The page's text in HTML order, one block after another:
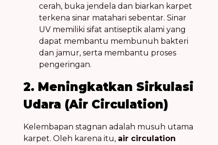
cerah, buka jendela dan biarkan karpet
terkena sinar matahari sebentar. Sinar
UV memiliki sifat antiseptik alami yang
dapat membantu membunuh bakteri
dan jamur, serta membantu proses
pengeringan.
2. Meningkatkan Sirkulasi
Udara (Air Circulation)
Kelembapan stagnan adalah musuh utama
karpet. Oleh karena itu, air circulation